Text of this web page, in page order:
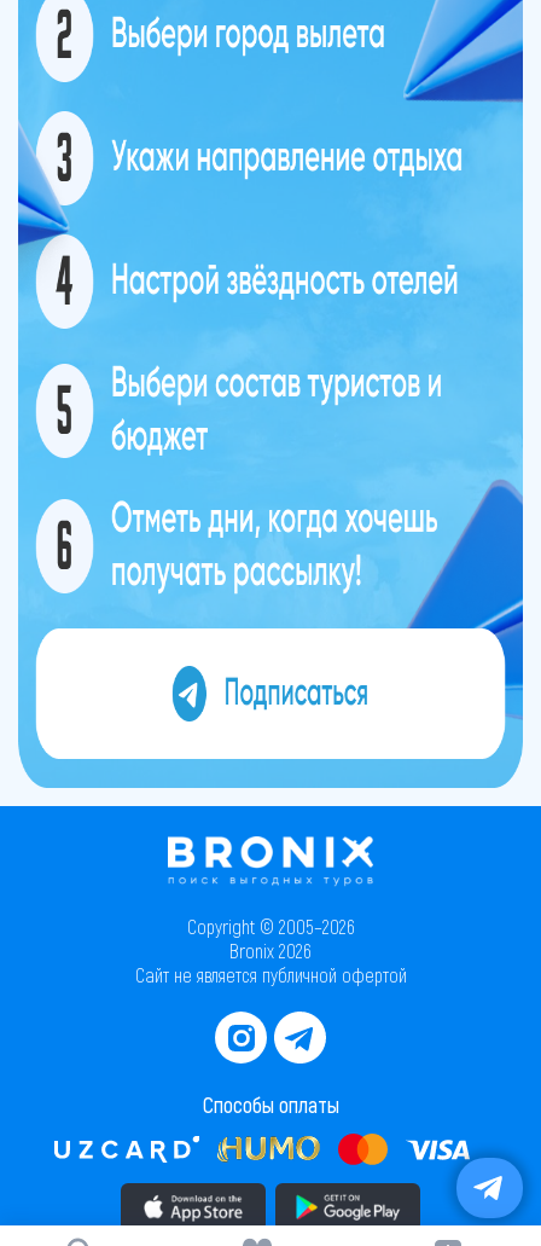
Copyright © 2005–2026
Bronix 2026
Сайт не является публичной офертой
Способы оплаты
Скачать приложение в AppStore Скачать приложение в PlayMarket